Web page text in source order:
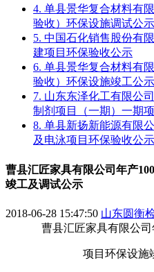
4. 单县景华复合材料有
验收）环保设施调试公示
5. 中国石化销售股份有
建项目环保验收公示
6. 单县景华复合材料有
验收）环保设施竣工公示
7. 山东东泽化工有限公
制剂项目（一期）一期
8. 单县新扬新能源有限
及电泳项目环保验收公示
曹县汇匠家具有限公司年产
竣工及调试公示
2018-06-28 15:47:50 山东圆衡
曹县汇匠家具有限公
项目环保设施